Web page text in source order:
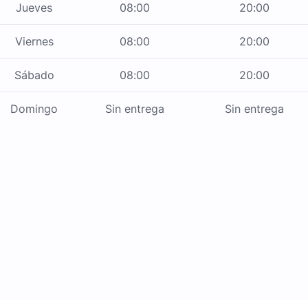
Jueves 08:00 20:00
Viernes 08:00 20:00
Sábado 08:00 20:00
Domingo Sin entrega Sin entrega